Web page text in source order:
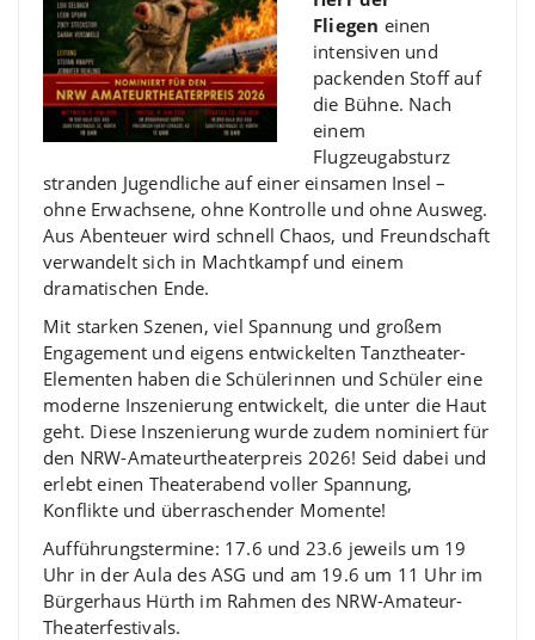
Fliegen einen
intensiven und
packenden Stoff auf
die Bühne. Nach
einem
Flugzeugabsturz
stranden Jugendliche auf einer einsamen Insel –
ohne Erwachsene, ohne Kontrolle und ohne Ausweg.
Aus Abenteuer wird schnell Chaos, und Freundschaft
verwandelt sich in Machtkampf und einem
dramatischen Ende.
Mit starken Szenen, viel Spannung und großem
Engagement und eigens entwickelten Tanztheater-
Elementen haben die Schülerinnen und Schüler eine
moderne Inszenierung entwickelt, die unter die Haut
geht. Diese Inszenierung wurde zudem nominiert für
den NRW-Amateurtheaterpreis 2026! Seid dabei und
erlebt einen Theaterabend voller Spannung,
Konflikte und überraschender Momente!
Aufführungstermine: 17.6 und 23.6 jeweils um 19
Uhr in der Aula des ASG und am 19.6 um 11 Uhr im
Bürgerhaus Hürth im Rahmen des NRW-Amateur-
Theaterfestivals.